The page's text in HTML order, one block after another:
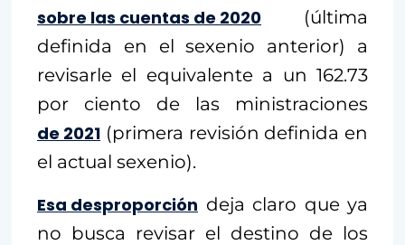
sobre las cuentas de 2020 (última
definida en el sexenio anterior) a
revisarle el equivalente a un 162.73
por ciento de las ministraciones
de 2021 (primera revisión definida en
el actual sexenio).
Esa desproporción deja claro que ya
no busca revisar el destino de los